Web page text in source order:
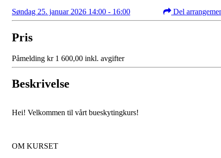
Søndag 25. januar 2026 14:00 - 16:00 Del
Pris
Påmelding kr 1 600,00 inkl. avgifter
Beskrivelse
Hei! Velkommen til vårt bueskytingkurs!
OM KURSET